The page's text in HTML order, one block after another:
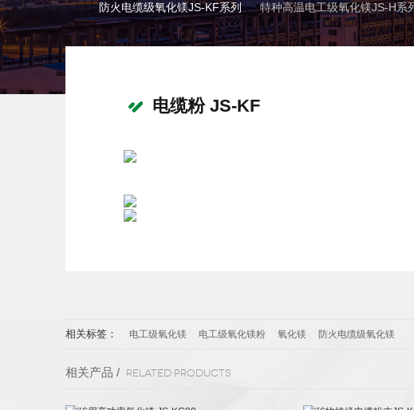
防火电缆级氧化镁JS-KF系列 特种高温电工级氧化镁JS-H系
电缆粉 JS-KF
相关标签： 电工级氧化镁 电工级氧化镁粉 氧化镁 防火电缆级氧化镁
相关产品 / Related products